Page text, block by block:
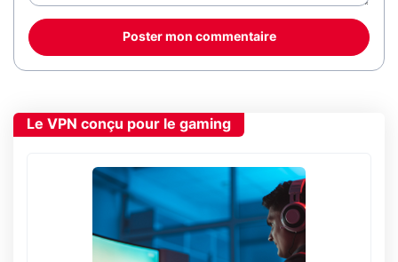
Poster mon commentaire
Le VPN conçu pour le gaming